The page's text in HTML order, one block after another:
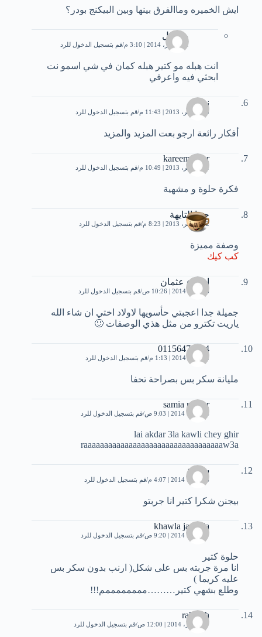
ايش الخميره وماالفرق بينها وبين البيكنج بودر؟
مجهول
21 فبراير، 2014 | 3:10 م قم بتسجيل الدخول للرد
انت هبله مو كتير هبله كمان في شي اسمو نت
ابحثي فيه واعرفي
ندى
10 نوفمبر، 2013 | 11:43 م قم بتسجيل الدخول للرد
أفكار رائعة ارجو بعت المزيد والمزيد
kareemnaser
11 نوفمبر، 2013 | 10:49 م قم بتسجيل الدخول للرد
فكرة حلوة و مشهية
جبنا التايهة
12 نوفمبر، 2013 | 8:23 م قم بتسجيل الدخول للرد
وصفة مميزة
كب كيك
اسماء عثمان
16 يناير، 2014 | 10:26 ص قم بتسجيل الدخول للرد
جميلة جدا اعجبتي حأسويها لاولاد اختي ان شاء الله
ياريت تكترو من مثل هذي الوصفات 🙂
01156479124
25 يناير، 2014 | 1:13 م قم بتسجيل الدخول للرد
مليانة سكر بس بصراحة تحفا
samia nawar
4 فبراير، 2014 | 9:03 ص قم بتسجيل الدخول للرد
lai akdar 3la kawli chey ghir
raaaaaaaaaaaaaaaaaaaaaaaaaaaaaaaaaaw3a
سهيلة
6 فبراير، 2014 | 4:07 م قم بتسجيل الدخول للرد
بيجنن شكرا كتير انا جربتو
khawla jamaila
7 فبراير، 2014 | 9:20 ص قم بتسجيل الدخول للرد
حلوة كتير
انا مرة جربته بس على شكل( ارنب بدون سكر بس
عليه كريما )
وطلع بشهي كتير………ممممممممم!!!
rahmah
17 فبراير، 2014 | 12:00 ص قم بتسجيل الدخول للرد